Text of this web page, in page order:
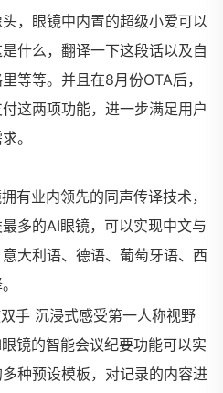
眼镜中内置的超级小爱可以
什么，翻译一下这段话以及自
等等。并且在8月份OTA后，
这两项功能，进一步满足用户
。
业内领先的同声传译技术，
多的AI眼镜，可以实现中文与
大利语、德语、葡萄牙语、西
的智能会议纪要功能可以实
种预设模板，对记录的内容进